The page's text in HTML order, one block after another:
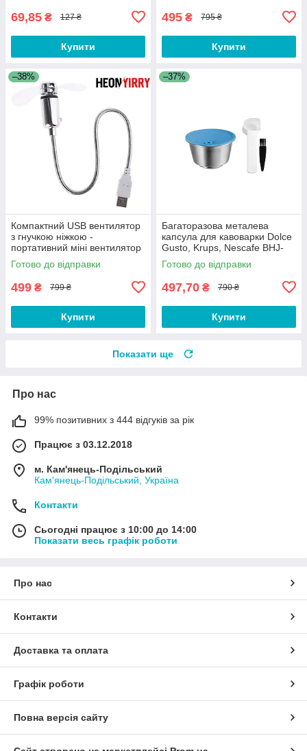
69,85 ₴ 127 ₴
Купити
495 ₴ 795 ₴
Купити
–38%
Компактний USB вентилятор
з гнучкою ніжкою -
портативний міні вентилятор
для ноутбука, ПК, офісу та
будинку FG34S
Готово до відправки
499 ₴ 799 ₴
Купити
–37%
Багаторазова металева
капсула для кавоварки Dolce
Gusto, Krups, Nescafe BHJ-
890
Готово до відправки
497,70 ₴ 790 ₴
Купити
Показати ще
Про нас
99% позитивних з 444 відгуків за рік
Працює з 03.12.2018
м. Кам'янець-Подільський
Кам'янець-Подільський, Україна
Контакти
Сьогодні працює з 10:00 до 14:00
Показати весь графік роботи
Про нас
Контакти
Доставка та оплата
Графік роботи
Повна версія сайту